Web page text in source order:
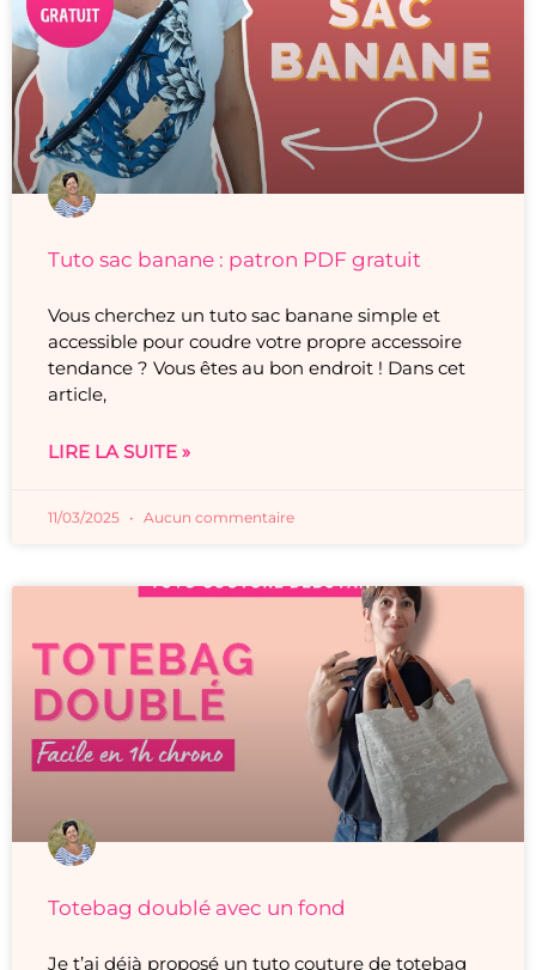
Tuto sac banane : patron PDF gratuit
Vous cherchez un tuto sac banane simple et
accessible pour coudre votre propre accessoire
tendance ? Vous êtes au bon endroit ! Dans cet
article,
LIRE LA SUITE »
11/03/2025 Aucun commentaire
Totebag doublé avec un fond
Je t’ai déjà proposé un tuto couture de totebag